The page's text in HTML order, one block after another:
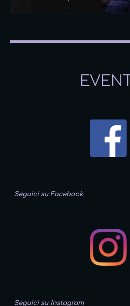
Seguici su Facebook
Seguici su Instagram